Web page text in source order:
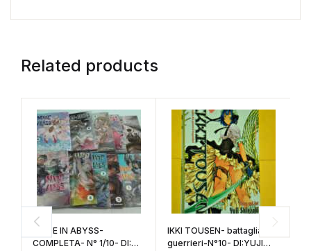
Related products
MADE IN ABYSS-
COMPLETA- N° 1/10- DI:
IKKI TOUSEN- battaglia
guerrieri-N°10- DI:YUJI